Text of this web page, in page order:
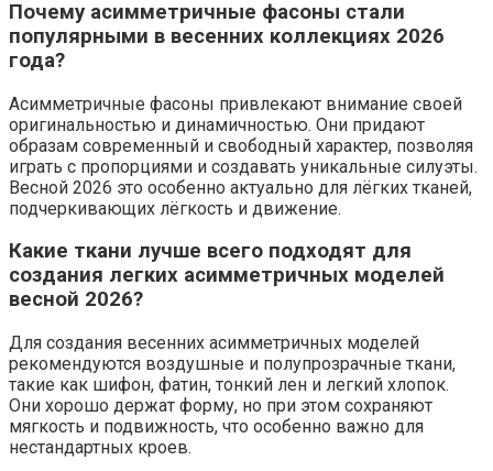
Почему асимметричные фасоны стали
популярными в весенних коллекциях 2026
года?
Асимметричные фасоны привлекают внимание своей
оригинальностью и динамичностью. Они придают
образам современный и свободный характер, позволяя
играть с пропорциями и создавать уникальные силуэты.
Весной 2026 это особенно актуально для лёгких тканей,
подчеркивающих лёгкость и движение.
Какие ткани лучше всего подходят для
создания легких асимметричных моделей
весной 2026?
Для создания весенних асимметричных моделей
рекомендуются воздушные и полупрозрачные ткани,
такие как шифон, фатин, тонкий лен и легкий хлопок.
Они хорошо держат форму, но при этом сохраняют
мягкость и подвижность, что особенно важно для
нестандартных кроев.